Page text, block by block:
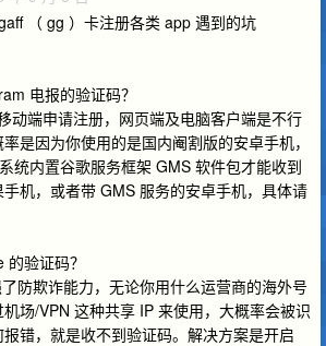
（ gg ）卡注册各类 app 遇到的坑
电报的验证码？
动端申请注册，网页端及电脑客户端是不行
是因为你使用的是国内阉割版的安卓手机，
统内置谷歌服务框架 GMS 软件包才能收到
机，或者带 GMS 服务的安卓手机，具体请
验证码？
防欺诈能力，无论你用什么运营商的海外号
场/VPN 这种共享 IP 来使用，大概率会被识
错，就是收不到验证码。解决方案是开启